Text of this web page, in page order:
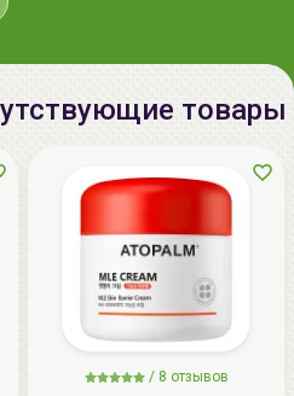
комплексно
товары
/ 8 отзывов